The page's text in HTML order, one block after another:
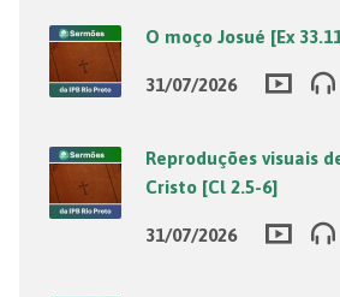
O moço Josué [Ex
31/07/2026
Reproduções visuais
Cristo [Cl 2.5-6]
31/07/2026